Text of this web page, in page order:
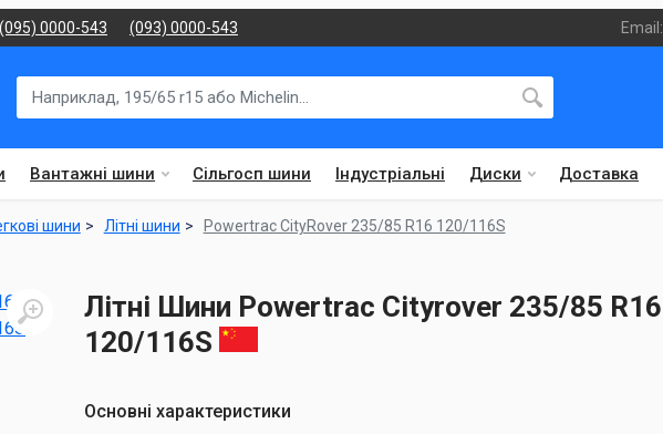
(095) 0000-543 (093) 0000-543 Email:
Вантажні шини Сільгосп шини Індустріальні Диски Доставка
шини Літні шини Powertrac CityRover 235/85 R16 120/116S
Літні Шини Powertrac Cityrover 235/85 R16
120/116S
Основні характеристики